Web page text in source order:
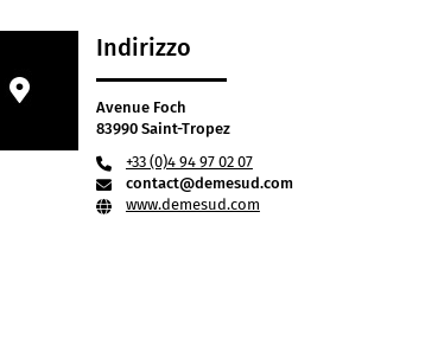
Indirizzo
Avenue Foch
83990 Saint-Tropez
+33 (0)4 94 97 02 07
contact@demesud.com
www.demesud.com